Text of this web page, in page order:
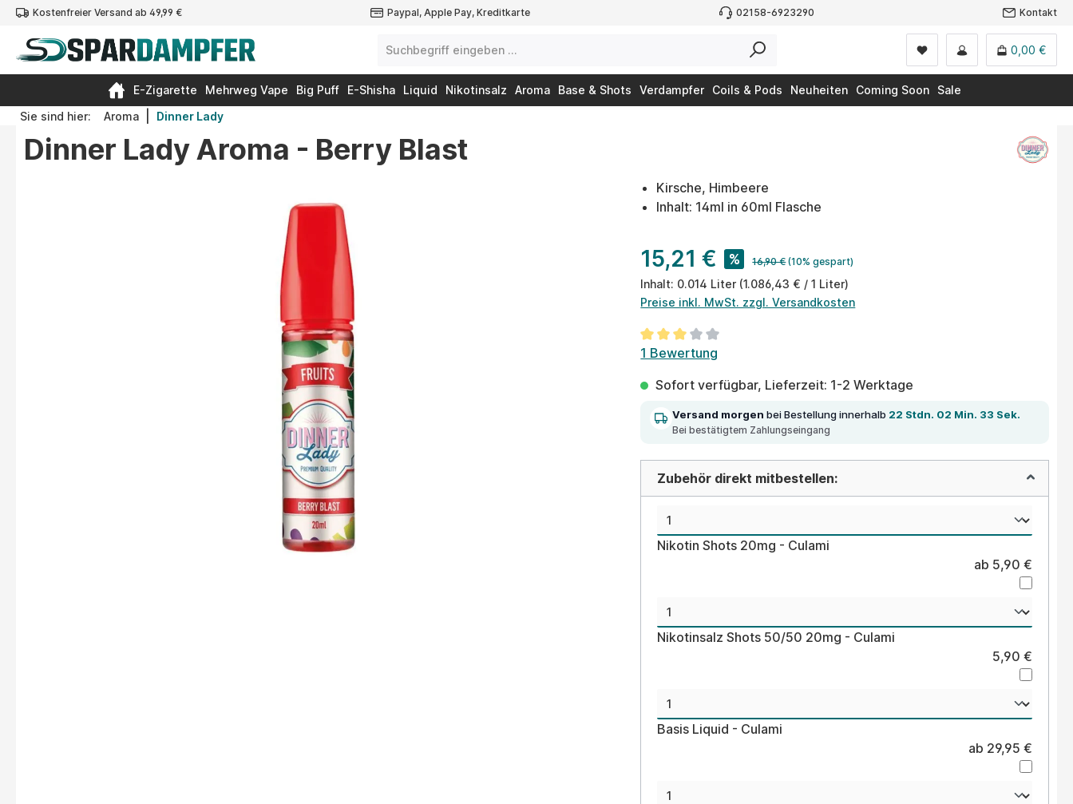
Zur Hauptnavigation springen
Kostenfreier Versand ab 49,99 € Paypal, Apple Pay, Kreditkarte 02158-6923290 Kontakt
0,00 €
E-Zigarette Mehrweg Vape Big Puff E-Shisha Liquid Nikotinsalz Aroma Base & Shots Verdampfer Coils & Pods Neuheiten Coming Soon
Sale
Sie sind hier:
Aroma Dinner Lady
Dinner Lady Aroma - Berry Blast
Kirsche, Himbeere
Inhalt: 14ml in 60ml Flasche
15,21 € % 16,90 € (10% gespart)
Inhalt: 0.014 Liter (1.086,43 € / 1 Liter)
Preise inkl. MwSt. zzgl. Versandkosten
Durchschnittliche Bewertung von 3 von 5 Sternen
1 Bewertung
Sofort verfügbar, Lieferzeit: 1-2 Werktage
Versand morgen bei Bestellung innerhalb 22 Stdn. 02 Min. 33 Sek.
Bei bestätigtem Zahlungseingang
Zubehör direkt mitbestellen:
Nikotin Shots 20mg - Culami
ab 5,90 €
Nikotinsalz Shots 50/50 20mg - Culami
5,90 €
Basis Liquid - Culami
ab 29,95 €